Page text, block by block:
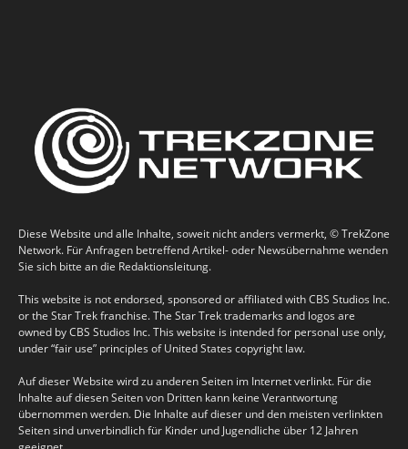
Diese Website und alle Inhalte, soweit nicht anders vermerkt, © TrekZone
Network. Für Anfragen betreffend Artikel- oder Newsübernahme wenden
Sie sich bitte an die Redaktionsleitung.
This website is not endorsed, sponsored or affiliated with CBS Studios Inc.
or the Star Trek franchise. The Star Trek trademarks and logos are
owned by CBS Studios Inc. This website is intended for personal use only,
under “fair use” principles of United States copyright law.
Auf dieser Website wird zu anderen Seiten im Internet verlinkt. Für die
Inhalte auf diesen Seiten von Dritten kann keine Verantwortung
übernommen werden. Die Inhalte auf dieser und den meisten verlinkten
Seiten sind unverbindlich für Kinder und Jugendliche über 12 Jahren